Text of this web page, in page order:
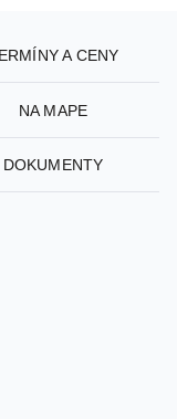
NA MAPE
DOKUMENTY